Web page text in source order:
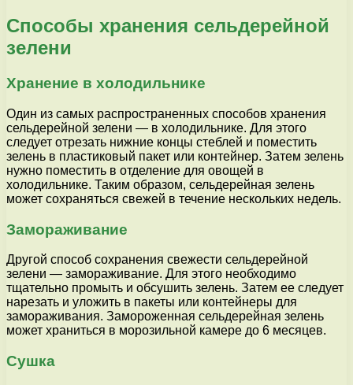
Способы хранения сельдерейной
зелени
Хранение в холодильнике
Один из самых распространенных способов хранения
сельдерейной зелени — в холодильнике. Для этого
следует отрезать нижние концы стеблей и поместить
зелень в пластиковый пакет или контейнер. Затем зелень
нужно поместить в отделение для овощей в
холодильнике. Таким образом, сельдерейная зелень
может сохраняться свежей в течение нескольких недель.
Замораживание
Другой способ сохранения свежести сельдерейной
зелени — замораживание. Для этого необходимо
тщательно промыть и обсушить зелень. Затем ее следует
нарезать и уложить в пакеты или контейнеры для
замораживания. Замороженная сельдерейная зелень
может храниться в морозильной камере до 6 месяцев.
Сушка